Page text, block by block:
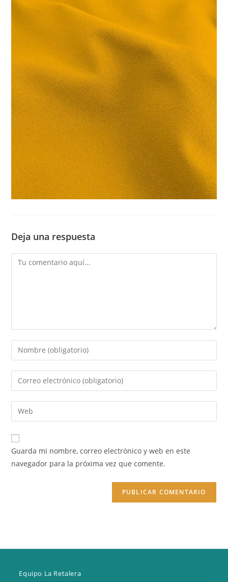
Deja una respuesta
Comentario
Introduce
tu
nombre
de
usuario
para
comentar
Introduce
tu
dirección
de
electrónico
para
comentar
Introduce
la
URL
de
Guarda mi nombre, correo electrónico y web en este
navegador para la próxima vez que comente.
Equipo La Retalera